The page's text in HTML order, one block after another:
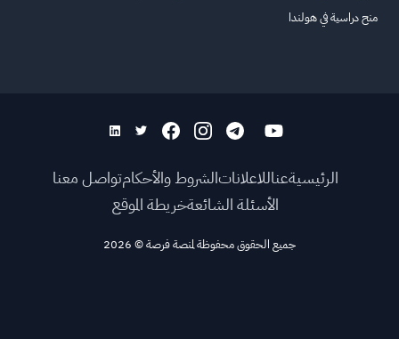
منح دراسية في هولندا
الرئيسيةعناللاعلاناتالشروط والأحكامتواصل معنا
الأسئلة الشائعةخريطة الموقع
جميع الحقوق محفوظة لمنصة فرصة©
2026